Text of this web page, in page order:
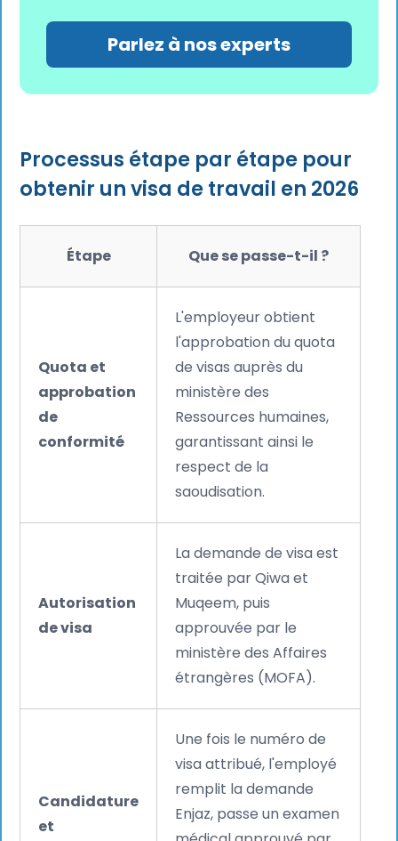
Parlez à nos experts
Processus étape par étape pour
obtenir un visa de travail en 2026
Étape Que se passe-t-il ?
Quota et
approbation
de
conformité
L'employeur obtient
l'approbation du quota
de visas auprès du
ministère des
Ressources humaines,
garantissant ainsi le
respect de la
saoudisation.
Autorisation
de visa
La demande de visa est
traitée par Qiwa et
Muqeem, puis
approuvée par le
ministère des Affaires
étrangères (MOFA).
Candidature
et
Une fois le numéro de
visa attribué, l'employé
remplit la demande
Enjaz, passe un examen